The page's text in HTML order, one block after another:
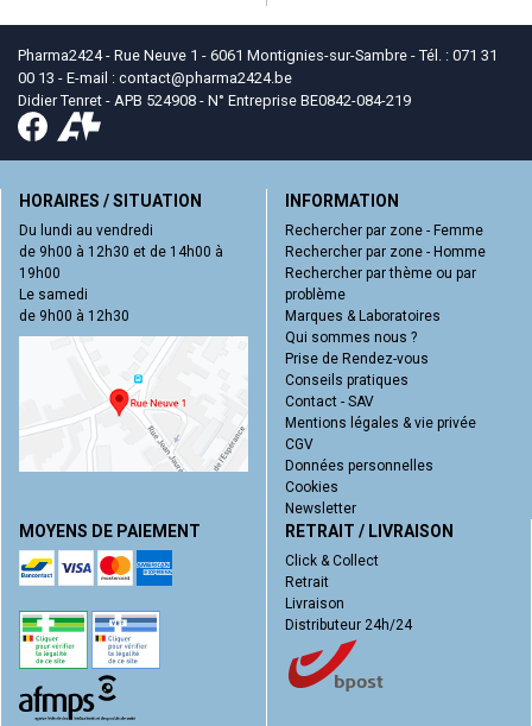
Pharma2424 - Rue Neuve 1 - 6061 Montignies-sur-Sambre - Tél. : 071 31
00 13 - E-mail : contact@pharma2424.be
Didier Tenret - APB 524908 - N° Entreprise BE0842-084-219
HORAIRES / SITUATION
Du lundi au vendredi
de 9h00 à 12h30 et de 14h00 à
19h00
Le samedi
de 9h00 à 12h30
INFORMATION
Rechercher par zone - Femme
Rechercher par zone - Homme
Rechercher par thème ou par
problème
Marques & Laboratoires
Qui sommes nous ?
Prise de Rendez-vous
Conseils pratiques
Contact - SAV
Mentions légales & vie privée
CGV
Données personnelles
Cookies
Newsletter
MOYENS DE PAIEMENT RETRAIT / LIVRAISON
Click & Collect
Retrait
Livraison
Distributeur 24h/24